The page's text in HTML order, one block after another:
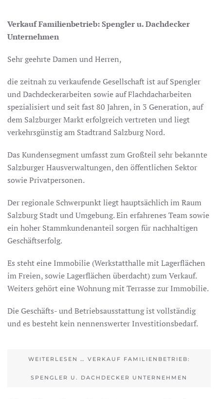
Verkauf Familienbetrieb: Spengler u. Dachdecker
Unternehmen
Sehr geehrte Damen und Herren,
die zeitnah zu verkaufende Gesellschaft ist auf Spengler
und Dachdeckerarbeiten sowie auf Flachdacharbeiten
spezialisiert und seit fast 80 Jahren, in 3 Generation, auf
dem Salzburger Markt erfolgreich vertreten und liegt
verkehrsgünstig am Stadtrand Salzburg Nord.
Das Kundensegment umfasst zum Großteil sehr bekannte
Salzburger Hausverwaltungen, den öffentlichen Sektor
sowie Privatpersonen.
Der regionale Schwerpunkt liegt hauptsächlich im Raum
Salzburg Stadt und Umgebung. Ein erfahrenes Team sowie
ein hoher Stammkundenanteil sorgen für nachhaltigen
Geschäftserfolg.
Es steht eine Immobilie (Werkstatthalle mit Lagerflächen
im Freien, sowie Lagerflächen überdacht) zum Verkauf.
Weiters gehört eine Wohnung mit Terrasse zur Immobilie.
Die Geschäfts- und Betriebsausstattung ist vollständig
und es besteht kein nennenswerter Investitionsbedarf.
WEITERLESEN … VERKAUF FAMILIENBETRIEB:
SPENGLER U. DACHDECKER UNTERNEHMEN